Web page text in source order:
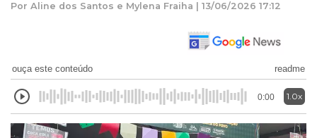
Por Aline dos Santos e Mylena Fraiha | 13/06/2026 17:12
ouça este conteúdo readme
0:00 1.0x